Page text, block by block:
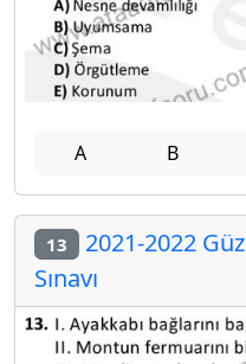
A B
13 2021-2022
Sınavı